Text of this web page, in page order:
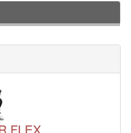
FLEX